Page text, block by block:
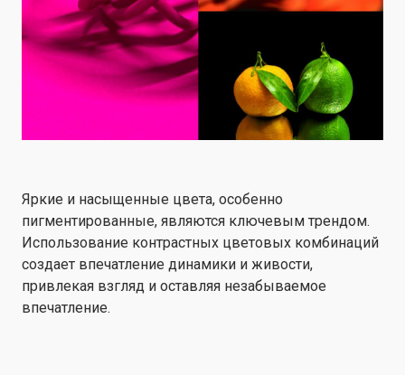
Яркие и насыщенные цвета, особенно
пигментированные, являются ключевым трендом.
Использование контрастных цветовых комбинаций
создает впечатление динамики и живости,
привлекая взгляд и оставляя незабываемое
впечатление.